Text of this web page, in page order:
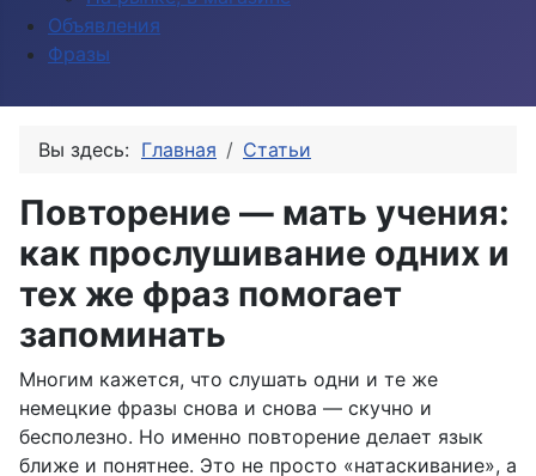
Объявления
Фразы
Вы здесь: Главная Статьи
Повторение — мать учения:
как прослушивание одних и
тех же фраз помогает
запоминать
Многим кажется, что слушать одни и те же
немецкие фразы снова и снова — скучно и
бесполезно. Но именно повторение делает язык
ближе и понятнее. Это не просто «натаскивание», а